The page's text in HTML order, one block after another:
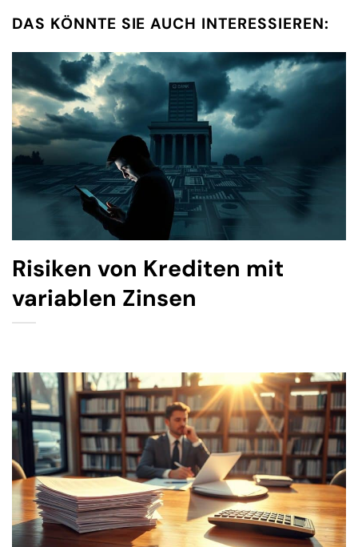
DAS KÖNNTE SIE AUCH INTERESSIEREN:
Risiken von Krediten mit
variablen Zinsen